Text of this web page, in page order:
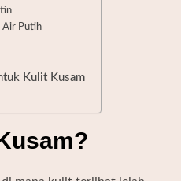
Air Putih
Kulit Kusam